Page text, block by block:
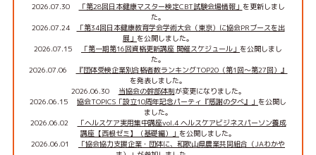
2026.07.30 「第28回日本健康マスター検定CBT試験会場情報」 を更新しまし
た。
2026.07.24
「第34回日本健康教育学会学術大会（東京）に協会PRブースを出
展」 を公開しました。
2026.07.15
「第一期第16回資格更新講座 開催スケジュール」 を公開しまし
た。
2026.07.06
『団体受検企業別合格者数ランキングTOP20（第1回～第27回）』
を発表しました。
2026.06.30
当協会の幹部体制が変更になりました。
2026.06.15 協会TOPICS「設立10周年記念パーティ『感謝の夕べ』」 を公開し
ました。
2026.06.02
「ヘルスケア実用集中講座vol.4 ヘルスケアビジネスパーソン養成
講座【西根ゼミ】（基礎編）」 を公開しました。
2026.06.01
「協会協力支援企業・団体に、和歌山県農業共同組合（JAわかや